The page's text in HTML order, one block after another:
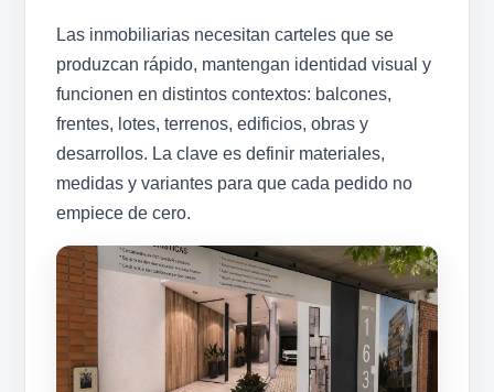
Las inmobiliarias necesitan carteles que se
produzcan rápido, mantengan identidad visual y
funcionen en distintos contextos: balcones,
frentes, lotes, terrenos, edificios, obras y
desarrollos. La clave es definir materiales,
medidas y variantes para que cada pedido no
empiece de cero.